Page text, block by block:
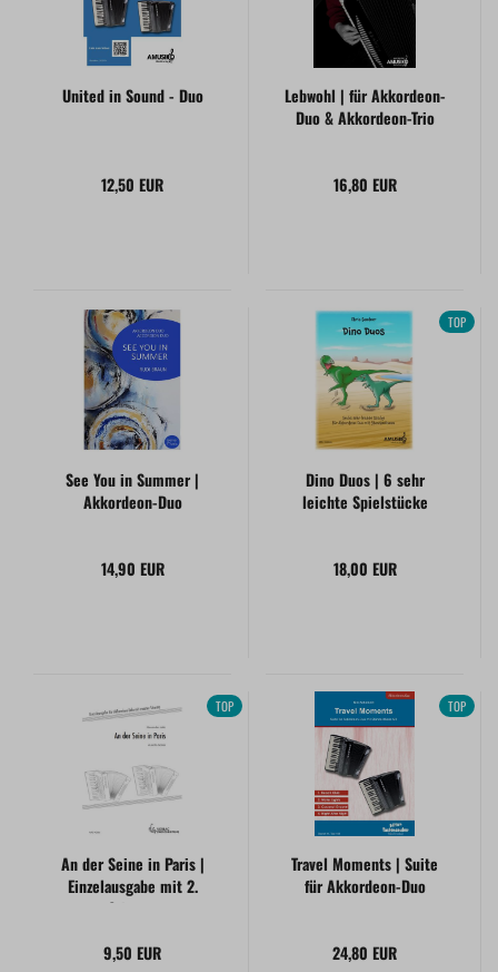
United in Sound - Duo
12,50 EUR
Lebwohl | für Akkordeon-
Duo & Akkordeon-Trio
16,80 EUR
See You in Summer |
Akkordeon-Duo
14,90 EUR
TOP
Dino Duos | 6 sehr
leichte Spielstücke
18,00 EUR
TOP
An der Seine in Paris |
Einzelausgabe mit 2.
Stimme
9,50 EUR
TOP
Travel Moments | Suite
für Akkordeon-Duo
24,80 EUR